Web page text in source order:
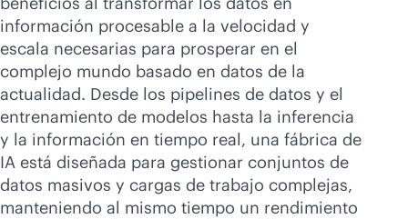
Comprar ahora
información procesable a la velocidad y
escala necesarias para prosperar en el
complejo mundo basado en datos de la
actualidad. Desde los pipelines de datos y el
entrenamiento de modelos hasta la inferencia
y la información en tiempo real, una fábrica de
IA está diseñada para gestionar conjuntos de
datos masivos y cargas de trabajo complejas,
manteniendo al mismo tiempo un rendimiento